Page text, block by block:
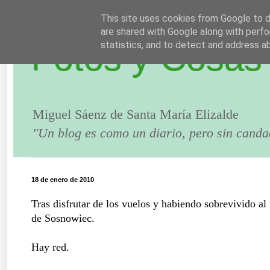
Fotos y Cosas
Miguel Sáenz de Santa María Elizalde
"Un blog es como un diario, pero sin
18 de enero de 2010
Tras disfrutar de los vuelos y habiendo sobrevivido
de Sosnowiec.
Hay red.
This site uses cookies from Google to
are shared with Google along with
statistics, and to detect and address